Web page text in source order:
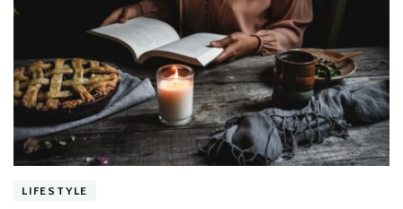
LIFESTYLE